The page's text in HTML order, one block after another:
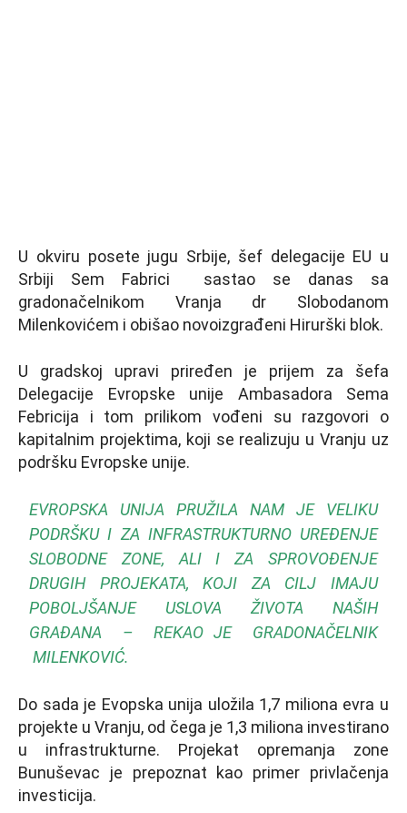
U okviru posete jugu Srbije, šef delegacije EU u
Srbiji Sem Fabrici sastao se danas sa
gradonačelnikom Vranja dr Slobodanom
Milenkovićem i obišao novoizgrađeni Hirurški blok.
U gradskoj upravi priređen je prijem za šefa
Delegacije Evropske unije Ambasadora Sema
Febricija i tom prilikom vođeni su razgovori o
kapitalnim projektima, koji se realizuju u Vranju uz
podršku Evropske unije.
EVROPSKA UNIJA PRUŽILA NAM JE VELIKU
PODRŠKU I ZA INFRASTRUKTURNO UREĐENJE
SLOBODNE ZONE, ALI I ZA SPROVOĐENJE
DRUGIH PROJEKATA, KOJI ZA CILJ IMAJU
POBOLJŠANJE USLOVA ŽIVOTA NAŠIH
GRAĐANA – REKAO JE GRADONAČELNIK
MILENKOVIĆ.
Do sada je Evopska unija uložila 1,7 miliona evra u
projekte u Vranju, od čega je 1,3 miliona investirano
u infrastrukturne. Projekat opremanja zone
Bunuševac je prepoznat kao primer privlačenja
investicija.